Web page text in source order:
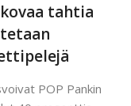
tahtia
POP Pankin